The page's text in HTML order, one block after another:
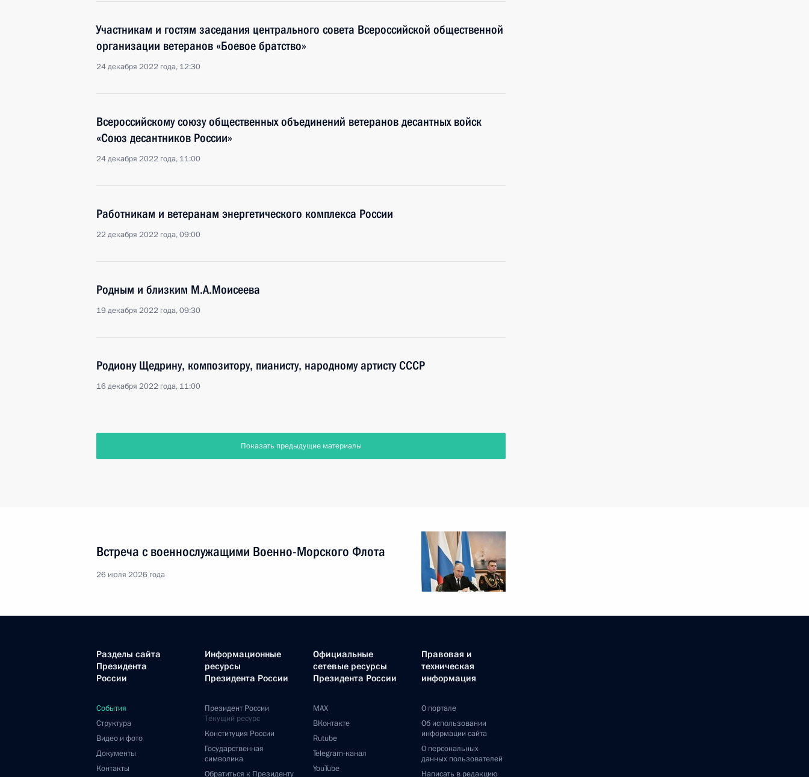
Участникам и гостям заседания центрального совета Всероссийской общественной
организации ветеранов «Боевое братство»
24 декабря 2022 года, 12:30
Всероссийскому союзу общественных объединений ветеранов десантных войск
«Союз десантников России»
24 декабря 2022 года, 11:00
Работникам и ветеранам энергетического комплекса России
22 декабря 2022 года, 09:00
Родным и близким М.А.Моисеева
19 декабря 2022 года, 09:30
Родиону Щедрину, композитору, пианисту, народному артисту СССР
16 декабря 2022 года, 11:00
Показать предыдущие материалы
Встреча с военнослужащими Военно-Морского Флота
26 июля 2026 года
Разделы сайта
Президента
России
События
Структура
Видео и фото
Документы
Контакты
Информационные
ресурсы
Президента России
Президент России
Текущий ресурс
Конституция России
Государственная
символика
Обратиться к Президенту
Официальные
сетевые ресурсы
Президента России
MAX
ВКонтакте
Rutube
Telegram-канал
YouTube
Правовая и
техническая
информация
О портале
Об использовании
информации сайта
О персональных
данных пользователей
Написать в редакцию